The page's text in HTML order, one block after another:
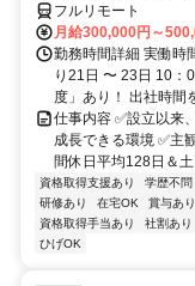
フルリモート
月給300,000円～
勤務時間詳細 実働時
り21日 〜 23日 10：
度」あり！ 出社時間
仕事内容 ✅設立以来
成長できる環境 ✅主
間休日平均128
資格取得支援あり 学歴不問
研修あり
在宅OK 賞与あり
資格取得手当あり
社割あり
ひげOK